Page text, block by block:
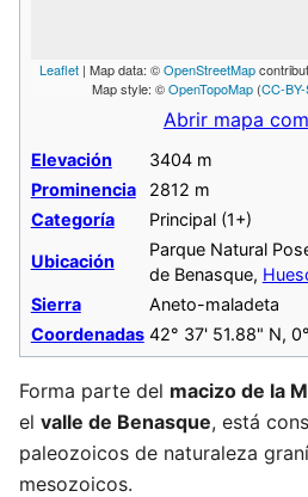
Leaflet | Map data: ©OpenStreetMap
Map style: ©OpenTopoMap (CC-
Abrir mapa
Elevación
3404 m
Prominencia
2812 m
Categoría
Principal (1+)
Ubicación
Parque Natural
de Benasque,
Sierra
Aneto-maladeta
Coordenadas 42° 37' 51.88" N,
Forma parte del macizo de la
el valle de Benasque, está
paleozoicos de naturaleza
mesozoicos.